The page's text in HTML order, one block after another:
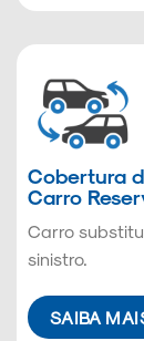
Cobertura
Carro
Carro
sinistro.
SAIBA